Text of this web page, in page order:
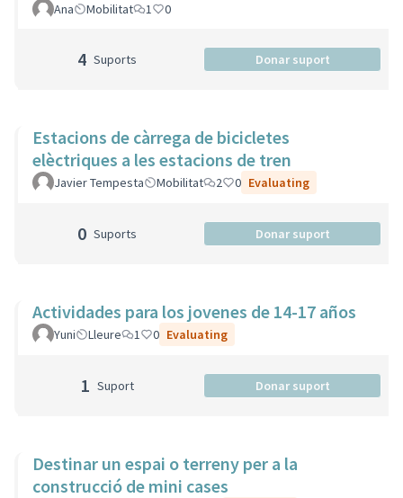
Ana Mobilitat 1 0
4 Suports Donar suport
Estacions de càrrega de bicicletes
elèctriques a les estacions de tren
Javier Tempesta Mobilitat 2 0 Evaluating
0 Suports Donar suport
Actividades para los jovenes de 14-17 años
Yuni Lleure 1 0 Evaluating
1 Suport Donar suport
Destinar un espai o terreny per a la
construcció de mini cases